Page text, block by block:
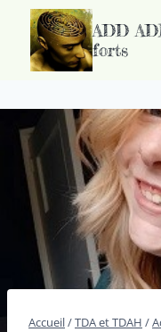
Passer
contenu
ADD
forts
Accueil/TDA et TDAH /